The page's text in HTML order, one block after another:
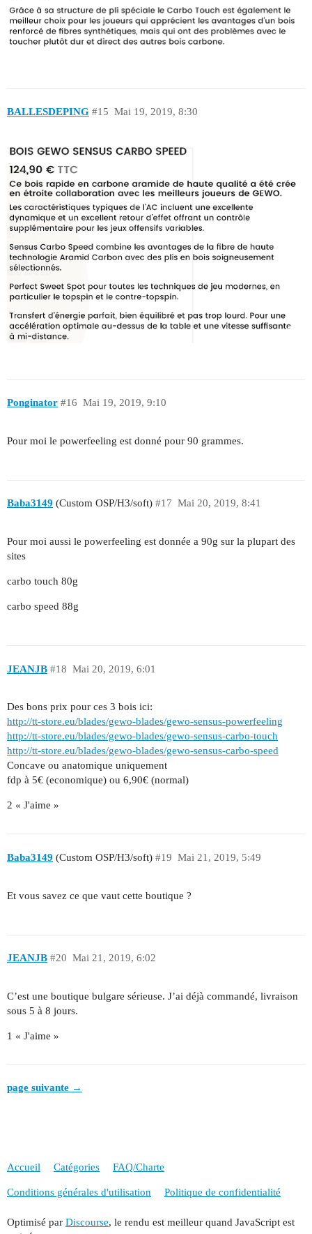
BALLESDEPING Mai 19, 2019, 8:30
#15
Ponginator Mai 19, 2019, 9:10
#16
Pour moi le powerfeeling est donné pour 90 grammes.
Baba3149 (Custom OSP/H3/soft) Mai 20, 2019, 8:41
#17
Pour moi aussi le powerfeeling est donnée a 90g sur la plupart des
sites
carbo touch 80g
carbo speed 88g
JEANJB Mai 20, 2019, 6:01
#18
Des bons prix pour ces 3 bois ici:
http://tt-store.eu/blades/gewo-blades/gewo-sensus-powerfeeling
http://tt-store.eu/blades/gewo-blades/gewo-sensus-carbo-touch
http://tt-store.eu/blades/gewo-blades/gewo-sensus-carbo-speed
Concave ou anatomique uniquement
fdp à 5€ (economique) ou 6,90€ (normal)
2 « J'aime »
Baba3149 (Custom OSP/H3/soft) Mai 21, 2019, 5:49
#19
Et vous savez ce que vaut cette boutique ?
JEANJB Mai 21, 2019, 6:02
#20
C’est une boutique bulgare sérieuse. J’ai déjà commandé, livraison
sous 5 à 8 jours.
1 « J'aime »
page suivante →
Accueil Catégories FAQ/Charte
Conditions générales d'utilisation Politique de confidentialité
Optimisé par Discourse, le rendu est meilleur quand JavaScript est